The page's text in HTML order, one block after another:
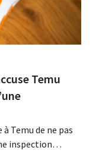
Temu
Temu de ne pas
inspection